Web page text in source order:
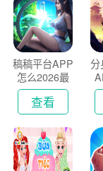
稿稿平台APP
怎么2026最
新版
查看
分